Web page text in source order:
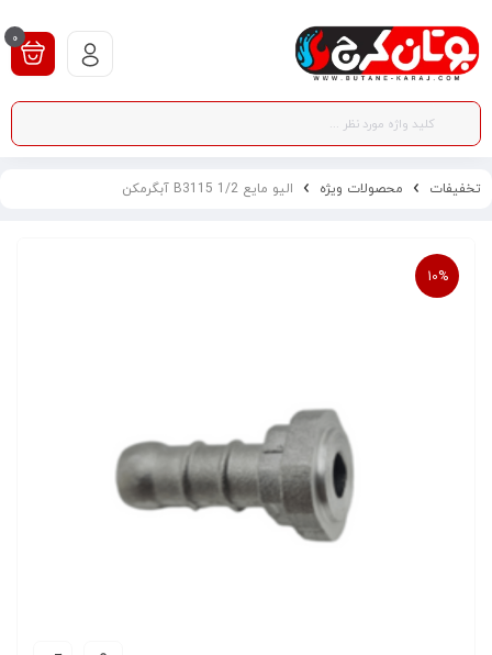
0
تخفیفات محصولات ویژه الیو مایع 1/2 B3115 آبگرمکن
10%